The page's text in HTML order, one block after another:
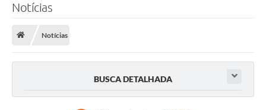
Notícias
Notícias
BUSCA DETALHADA